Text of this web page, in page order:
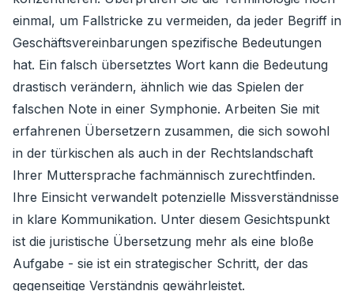
einmal, um Fallstricke zu vermeiden, da jeder Begriff in
Geschäftsvereinbarungen spezifische Bedeutungen
hat. Ein falsch übersetztes Wort kann die Bedeutung
drastisch verändern, ähnlich wie das Spielen der
falschen Note in einer Symphonie. Arbeiten Sie mit
erfahrenen Übersetzern zusammen, die sich sowohl
in der türkischen als auch in der Rechtslandschaft
Ihrer Muttersprache fachmännisch zurechtfinden.
Ihre Einsicht verwandelt potenzielle Missverständnisse
in klare Kommunikation. Unter diesem Gesichtspunkt
ist die juristische Übersetzung mehr als eine bloße
Aufgabe - sie ist ein strategischer Schritt, der das
gegenseitige Verständnis gewährleistet.